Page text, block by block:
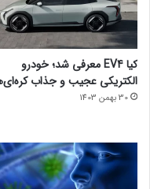
کیا EV4 معرفی شد؛ خودرو
الکتریکی عجیب و جذاب
30 بهمن 1403